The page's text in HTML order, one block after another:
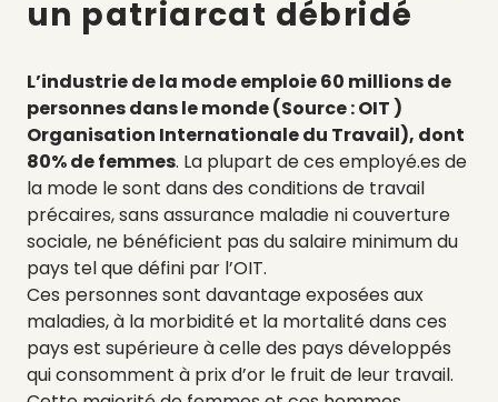
un patriarcat débridé
L’industrie de la mode emploie 60 millions de
personnes dans le monde (Source : OIT )
Organisation Internationale du Travail), dont
80% de femmes. La plupart de ces employé.es de
la mode le sont dans des conditions de travail
précaires, sans assurance maladie ni couverture
sociale, ne bénéficient pas du salaire minimum du
pays tel que défini par l’OIT.
Ces personnes sont davantage exposées aux
maladies, à la morbidité et la mortalité dans ces
pays est supérieure à celle des pays développés
qui consomment à prix d’or le fruit de leur travail.